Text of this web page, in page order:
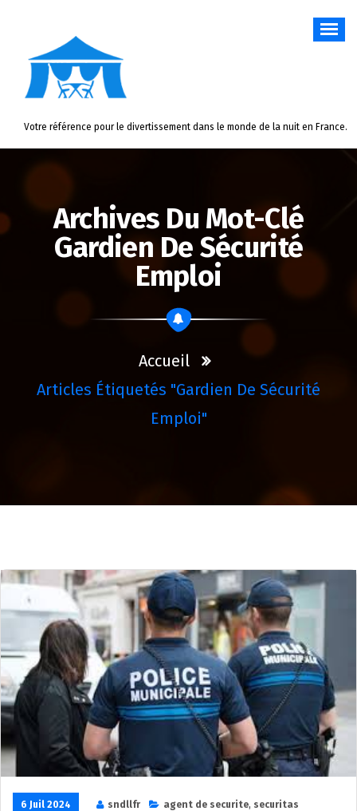
Votre référence pour le divertissement dans le monde de la nuit en France.
Archives Du Mot-Clé
Gardien De Sécurité
Emploi
Accueil
Articles Étiquetés "gardien De Sécurité
Emploi"
6 Juil 2024 sndllfr agent de securite, securitas